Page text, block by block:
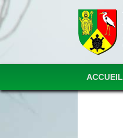
ACCUEIL